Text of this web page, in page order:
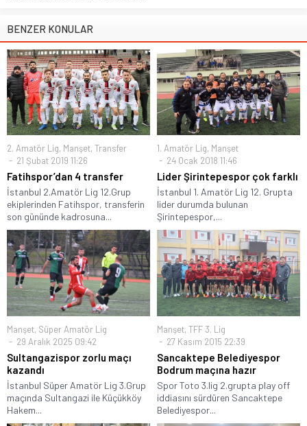
BENZER KONULAR
2. Amatör Lig, Manşet, Transfer
21 Şubat 2019 11:26
Fatihspor’dan 4 transfer
İstanbul 2.Amatör Lig 12.Grup
ekiplerinden Fatihspor, transferin
son gününde kadrosuna...
1. Amatör Lig, Manşet
24 Ocak 2018 11:46
Lider Şirintepespor çok farklı
İstanbul 1. Amatör Lig 12. Grupta
lider durumda bulunan
Şirintepespor,...
Manşet, Süper Amatör Lig
29 Aralık 2025 09:42
Sultangazispor zorlu maçı
kazandı
İstanbul Süper Amatör Lig 3.Grup
maçında Sultangazi ile Küçükköy
Hakem...
Manşet, TFF 3. Lig
27 Kasım 2015 22:39
Sancaktepe Belediyespor
Bodrum maçına hazır
Spor Toto 3.lig 2.grupta play off
iddiasını sürdüren Sancaktepe
Belediyespor...